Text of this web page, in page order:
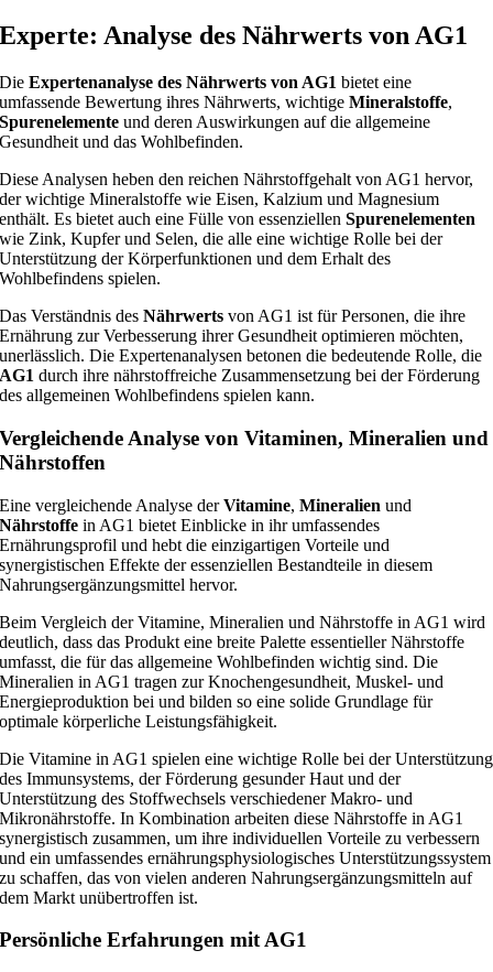
Experte: Analyse des Nährwerts von AG1
DieExpertenanalyse des Nährwerts von AG1 bietet eine
umfassende Bewertung ihres Nährwerts, wichtigeMineralstoffe,
Spurenelemente und deren Auswirkungen auf die allgemeine
Gesundheit und das Wohlbefinden.
Diese Analysen heben den reichen Nährstoffgehalt von AG1 hervor,
der wichtige Mineralstoffe wie Eisen, Kalzium und Magnesium
enthält. Es bietet auch eine Fülle von essenziellenSpurenelementen
wie Zink, Kupfer und Selen, die alle eine wichtige Rolle bei der
Unterstützung der Körperfunktionen und dem Erhalt des
Wohlbefindens spielen.
Das Verständnis desNährwerts von AG1 ist für Personen, die ihre
Ernährung zur Verbesserung ihrer Gesundheit optimieren möchten,
unerlässlich. Die Expertenanalysen betonen die bedeutende Rolle, die
AG1 durch ihre nährstoffreiche Zusammensetzung bei der Förderung
des allgemeinen Wohlbefindens spielen kann.
Vergleichende Analyse von Vitaminen, Mineralien und
Nährstoffen
Eine vergleichende Analyse derVitamine,Mineralien und
Nährstoffe in AG1 bietet Einblicke in ihr umfassendes
Ernährungsprofil und hebt die einzigartigen Vorteile und
synergistischen Effekte der essenziellen Bestandteile in diesem
Nahrungsergänzungsmittel hervor.
Beim Vergleich der Vitamine, Mineralien und Nährstoffe in AG1 wird
deutlich, dass das Produkt eine breite Palette essentieller Nährstoffe
umfasst, die für das allgemeine Wohlbefinden wichtig sind. Die
Mineralien in AG1 tragen zur Knochengesundheit, Muskel- und
Energieproduktion bei und bilden so eine solide Grundlage für
optimale körperliche Leistungsfähigkeit.
Die Vitamine in AG1 spielen eine wichtige Rolle bei der Unterstützung
des Immunsystems, der Förderung gesunder Haut und der
Unterstützung des Stoffwechsels verschiedener Makro- und
Mikronährstoffe. In Kombination arbeiten diese Nährstoffe in AG1
synergistisch zusammen, um ihre individuellen Vorteile zu verbessern
und ein umfassendes ernährungsphysiologisches Unterstützungssystem
zu schaffen, das von vielen anderen Nahrungsergänzungsmitteln auf
dem Markt unübertroffen ist.
Persönliche Erfahrungen mit AG1